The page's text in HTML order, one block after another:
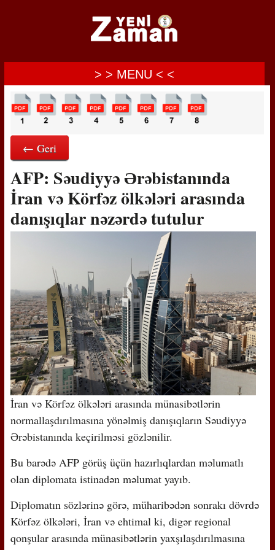
> > MENU < <
← Geri
AFP: Səudiyyə Ərəbistanında
İran və Körfəz ölkələri arasında
danışıqlar nəzərdə tutulur
İran və Körfəz ölkələri arasında münasibətlərin
normallaşdırılmasına yönəlmiş danışıqların Səudiyyə
Ərəbistanında keçirilməsi gözlənilir.
Bu barədə AFP görüş üçün hazırlıqlardan məlumatlı
olan diplomata istinadən məlumat yayıb.
Diplomatın sözlərinə görə, müharibədən sonrakı dövrdə
Körfəz ölkələri, İran və ehtimal ki, digər regional
qonşular arasında münasibətlərin yaxşılaşdırılmasına